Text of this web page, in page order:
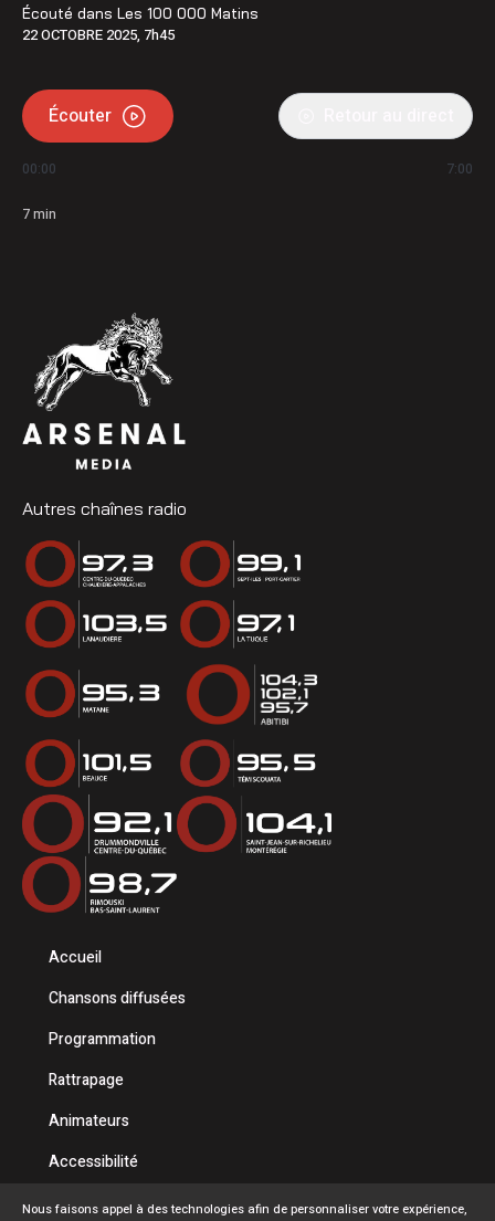
Écouté dans Les 100 000 Matins
22 OCTOBRE 2025, 7h45
Écouter
00:00 7:00
7min
Autres chaînes radio
Accueil
Chansons diffusées
Programmation
Rattrapage
Animateurs
Accessibilité
Politique de confidentialité
Nous faisons appel à des technologies afin de personnaliser votre expérience,